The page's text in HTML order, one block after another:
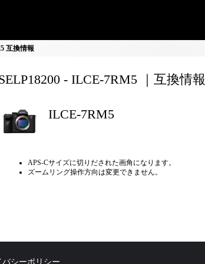
互換情報
- ILCE-7RM5 ｜互換情報
ILCE-7RM5
APS-Cサイズに切りだされた画角になります。
ズームリング操作方向は変更できません。
バシーポリシー